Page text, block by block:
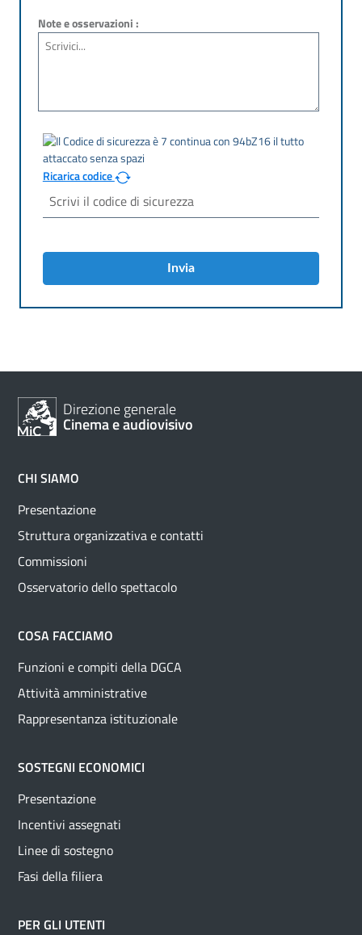
Note e osservazioni :
Ricarica codice
Invia
Direzione generale
Cinema e audiovisivo
CHI SIAMO
Presentazione
Struttura organizzativa e contatti
Commissioni
Osservatorio dello spettacolo
COSA FACCIAMO
Funzioni e compiti della DGCA
Attività amministrative
Rappresentanza istituzionale
SOSTEGNI ECONOMICI
Presentazione
Incentivi assegnati
Linee di sostegno
Fasi della filiera
PER GLI UTENTI